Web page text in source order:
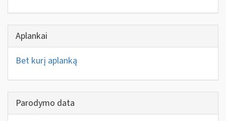
Aplankai
Bet kurį aplanką
Parodymo data